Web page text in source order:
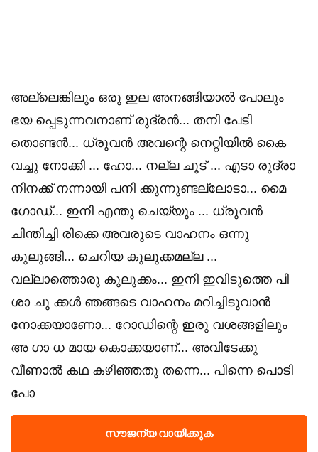
അല്ലെങ്കിലും ഒരു ഇല അനങ്ങിയാൽ പോലും
ഭയ പ്പെടുന്നവനാണ് രുദ്രൻ... തനി പേടി
തൊണ്ടൻ... ധ്രുവൻ അവന്റെ നെറ്റിയിൽ കൈ
വച്ചു നോക്കി ... ഹോ... നല്ല ചൂട് ... എടാ രുദ്രാ
നിനക്ക് നന്നായി പനി ക്കുന്നുണ്ടല്ലോടാ... മൈ
ഗോഡ്... ഇനി എന്തു ചെയ്യും ... ധ്രുവൻ
ചിന്തിച്ചി രിക്കെ അവരുടെ വാഹനം ഒന്നു
കുലുങ്ങി... ചെറിയ കുലുക്കമല്ല ...
വല്ലാത്തൊരു കുലുക്കം... ഇനി ഇവിടുത്തെ പി
ശാ ചു ക്കൾ ഞങ്ങടെ വാഹനം മറിച്ചിടുവാൻ
നോക്കയാണോ... റോഡിന്റെ ഇരു വശങ്ങളിലും
അ ഗാ ധ മായ കൊക്കയാണ്... അവിടേക്കു
വീണാൽ കഥ കഴിഞ്ഞതു തന്നെ... പിന്നെ പൊടി
പോ
സൗജന്യ വായിക്കുക